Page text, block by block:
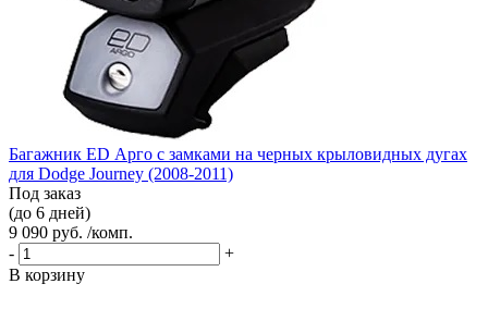
Багажник ED Арго с замками на черных крыловидных дугах
для Dodge Journey (2008-2011)
Под заказ
(до 6 дней)
9 090 руб. /комп.
-
+
В корзину